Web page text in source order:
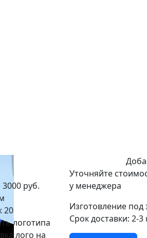
руб.
20
логотипа
лого на
Уточняйте
у менеджера
Изготовление под
Срок доставки: 2-3